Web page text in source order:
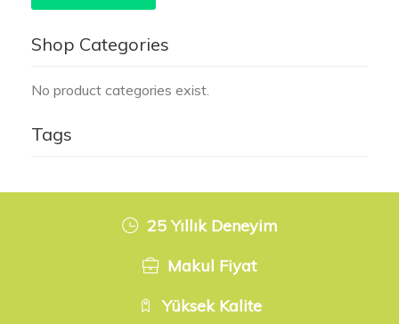
Shop Categories
No product categories exist.
Tags
25 Yıllık Deneyim
Makul Fiyat
Yüksek Kalite